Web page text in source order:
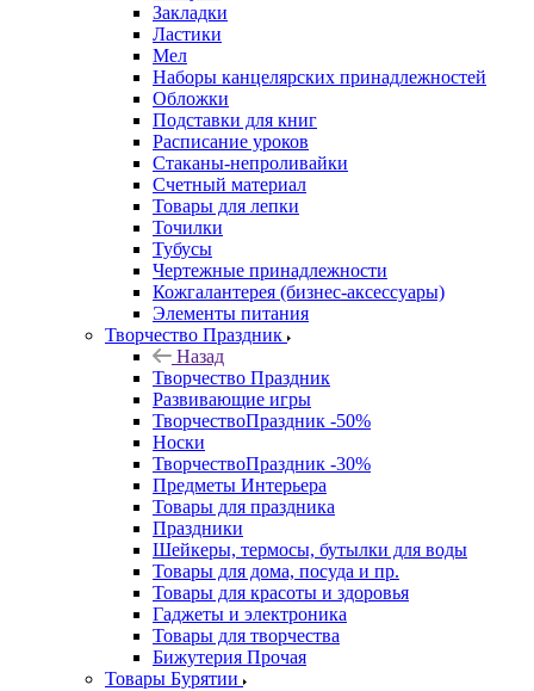
Закладки
Ластики
Мел
Наборы канцелярских принадлежностей
Обложки
Подставки для книг
Расписание уроков
Стаканы-непроливайки
Счетный материал
Товары для лепки
Точилки
Тубусы
Чертежные принадлежности
Кожгалантерея (бизнес-аксессуары)
Элементы питания
Творчество Праздник
Назад
Творчество Праздник
Развивающие игры
ТворчествоПраздник -50%
Носки
ТворчествоПраздник -30%
Предметы Интерьера
Товары для праздника
Праздники
Шейкеры, термосы, бутылки для воды
Товары для дома, посуда и пр.
Товары для красоты и здоровья
Гаджеты и электроника
Товары для творчества
Бижутерия Прочая
Товары Бурятии